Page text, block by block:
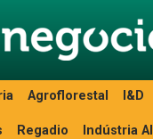
Agroflorestal I&D
Regadio Indústria